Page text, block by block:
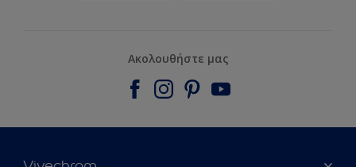
Ακολουθήστε μας